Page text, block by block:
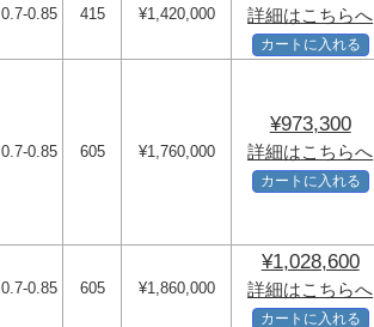
0.7-0.85 415 ¥1,420,000 詳細はこちらへ
カートに入れる
0.7-0.85 605 ¥1,760,000
¥973,300
詳細はこちらへ
カートに入れる
0.7-0.85 605 ¥1,860,000
¥1,028,600
詳細はこちらへ
カートに入れる